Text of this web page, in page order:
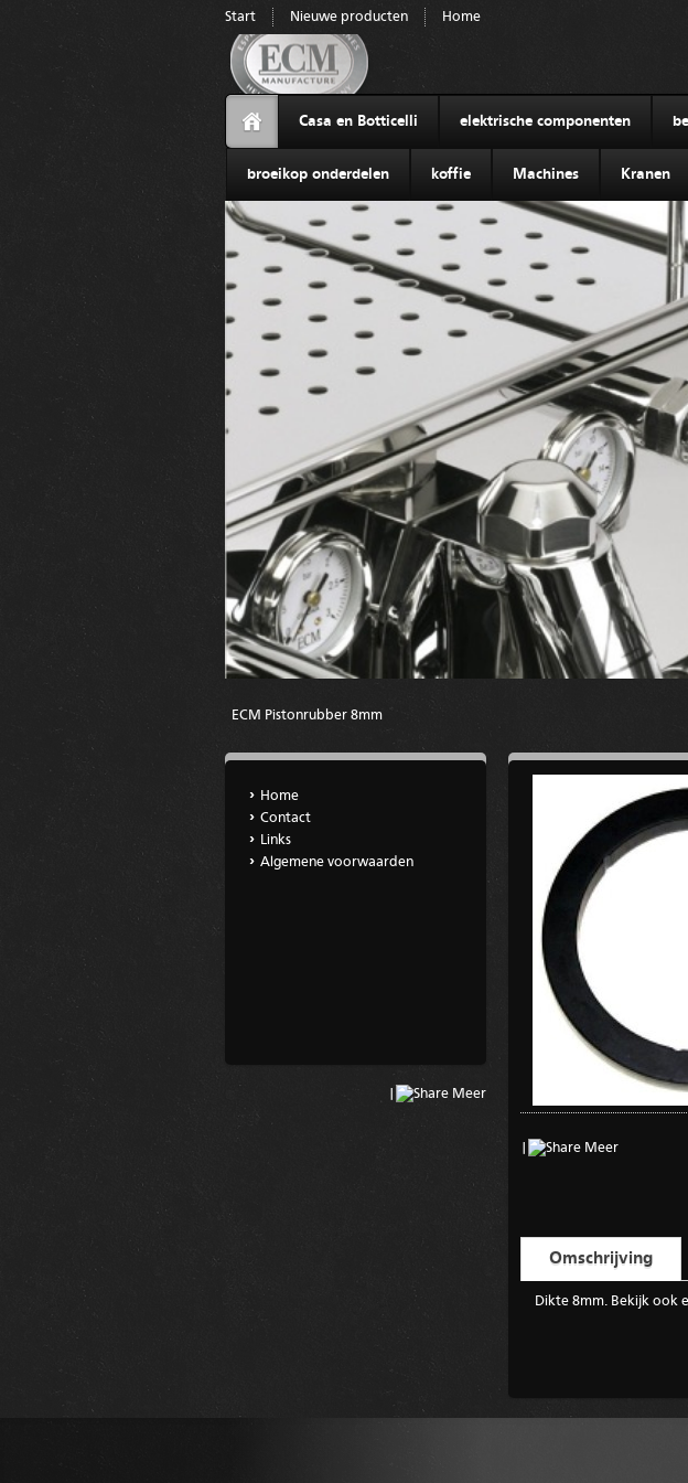
Start Nieuwe producten Home
Casa en Botticelli elektrische componenten
broeikop onderdelen koffie Machines Kranen
ECM Pistonrubber 8mm
Home
Contact
Links
Algemene voorwaarden
Meer
Meer
Omschrijving
Dikte 8mm. Bekijk ook